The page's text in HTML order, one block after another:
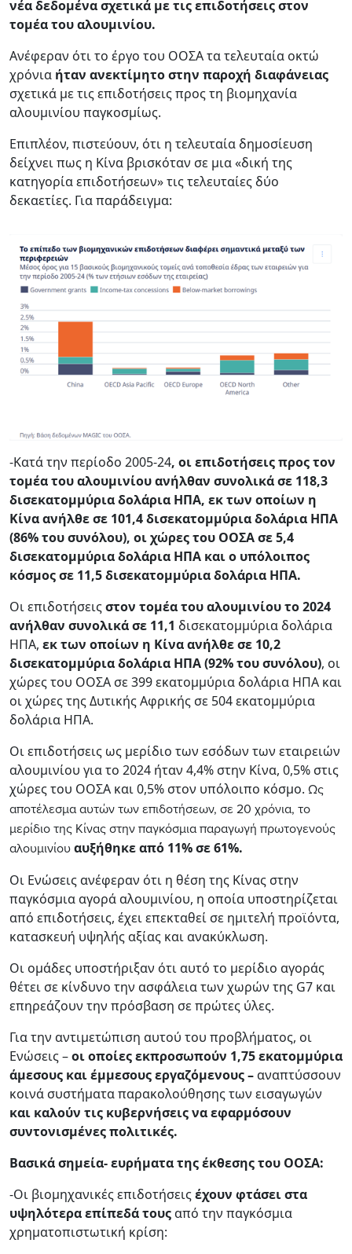
νέα δεδομένα σχετικά με τις επιδοτήσεις στον
τομέα του αλουμινίου.
Ανέφεραν ότι το έργο του ΟΟΣΑ τα τελευταία οκτώ
χρόνια ήταν ανεκτίμητο στην παροχή διαφάνειας
σχετικά με τις επιδοτήσεις προς τη βιομηχανία
αλουμινίου παγκοσμίως.
Επιπλέον, πιστεύουν, ότι η τελευταία δημοσίευση
δείχνει πως η Κίνα βρισκόταν σε μια «δική της
κατηγορία επιδοτήσεων» τις τελευταίες δύο
δεκαετίες. Για παράδειγμα:
-Κατά την περίοδο 2005-24, οι επιδοτήσεις προς τον
τομέα του αλουμινίου ανήλθαν συνολικά σε 118,3
δισεκατομμύρια δολάρια ΗΠΑ, εκ των οποίων η
Κίνα ανήλθε σε 101,4 δισεκατομμύρια δολάρια ΗΠΑ
(86% του συνόλου), οι χώρες του ΟΟΣΑ σε 5,4
δισεκατομμύρια δολάρια ΗΠΑ και ο υπόλοιπος
κόσμος σε 11,5 δισεκατομμύρια δολάρια ΗΠΑ.
Οι επιδοτήσειςστον τομέα του αλουμινίου το 2024
ανήλθαν συνολικά σε 11,1 δισεκατομμύρια δολάρια
ΗΠΑ, εκ των οποίων η Κίνα ανήλθε σε 10,2
δισεκατομμύρια δολάρια ΗΠΑ (92% του συνόλου), οι
χώρες του ΟΟΣΑ σε 399 εκατομμύρια δολάρια ΗΠΑ και
οι χώρες της Δυτικής Αφρικής σε 504 εκατομμύρια
δολάρια ΗΠΑ.
Οι επιδοτήσεις ως μερίδιο των εσόδων των εταιρειών
αλουμινίου για το 2024 ήταν 4,4% στην Κίνα, 0,5% στις
χώρες του ΟΟΣΑ και 0,5% στον υπόλοιπο κόσμο. Ως
αποτέλεσμα αυτών των επιδοτήσεων, σε 20 χρόνια, το
μερίδιο της Κίνας στην παγκόσμια παραγωγή πρωτογενούς
αλουμινίου αυξήθηκε από 11% σε 61%.
Οι Ενώσεις ανέφεραν ότι η θέση της Κίνας στην
παγκόσμια αγορά αλουμινίου, η οποία υποστηρίζεται
από επιδοτήσεις, έχει επεκταθεί σε ημιτελή προϊόντα,
κατασκευή υψηλής αξίας και ανακύκλωση.
Οι ομάδες υποστήριξαν ότι αυτό το μερίδιο αγοράς
θέτει σε κίνδυνο την ασφάλεια των χωρών της G7 και
επηρεάζουν την πρόσβαση σε πρώτες ύλες.
Για την αντιμετώπιση αυτού του προβλήματος, οι
Ενώσεις –οι οποίες εκπροσωπούν 1,75 εκατομμύρια
άμεσους και έμμεσους εργαζόμενους –αναπτύσσουν
κοινά συστήματα παρακολούθησης των εισαγωγών
και καλούν τις κυβερνήσεις να εφαρμόσουν
συντονισμένες πολιτικές.
Βασικά σημεία- ευρήματα της έκθεσης του ΟΟΣΑ:
-Οι βιομηχανικές επιδοτήσειςέχουν φτάσει στα
υψηλότερα επίπεδά τουςαπό την παγκόσμια
χρηματοπιστωτική κρίση: